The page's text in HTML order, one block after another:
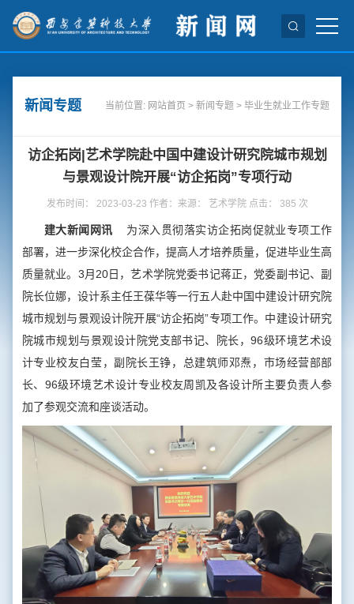
新闻专题 当前位置: 网站首页 >新闻专题 >毕业生就业工作专题
访企拓岗|艺术学院赴中国中建设计研究院城市规划
与景观设计院开展“访企拓岗”专项行动
发布时间： 2023-03-23 作者：来源： 艺术学院 点击： 385 次
建大新闻网讯 为深入贯彻落实访企拓岗促就业专项工作
部署，进一步深化校企合作，提高人才培养质量，促进毕业生高
质量就业。3月20日，艺术学院党委书记蒋正，党委副书记、副
院长位娜，设计系主任王葆华等一行五人赴中国中建设计研究院
城市规划与景观设计院开展“访企拓岗”专项工作。中建设计研究
院城市规划与景观设计院党支部书记、院长，96级环境艺术设
计专业校友白莹，副院长王铮，总建筑师邓焘，市场经营部部
长、96级环境艺术设计专业校友周凯及各设计所主要负责人参
加了参观交流和座谈活动。